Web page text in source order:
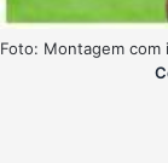
Foto: Montagem com